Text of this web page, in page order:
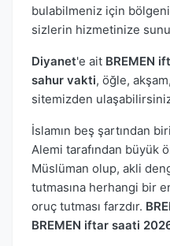
bulabilmeniz için
sizlerin hizmetinize
Diyanet'e ait BREMEN
sahur vakti, öğle,
sitemizden
İslamın beş şartından
Alemi tarafından büyük
Müslüman olup, akli
tutmasına herhangi bir
oruç tutması farzdır.
BREMEN iftar saati